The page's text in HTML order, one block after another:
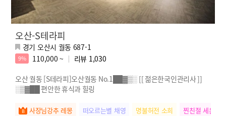
오산-S테라피
경기 오산시 궐동 687-1
9% 110,000 ~ 리뷰 1,030
오산 궐동 [S테라피]오산궐동 No.1██▓▒░ [[ 젊은한국인관리사 ]]
░▒▓██ 편안한 휴식과 힐링
사장님강추 레몽 떠오르는별 채영 명불허전 소희 찐친절 세은